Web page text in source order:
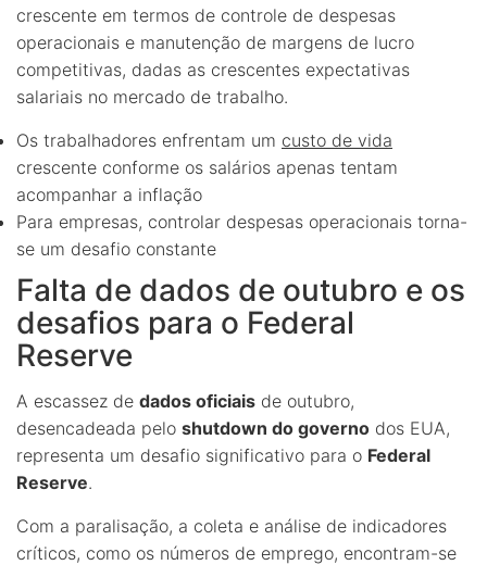
crescente em termos de controle de despesas
operacionais e manutenção de margens de lucro
competitivas, dadas as crescentes expectativas
salariais no mercado de trabalho.
Os trabalhadores enfrentam um custo de vida
crescente conforme os salários apenas tentam
acompanhar a inflação
Para empresas, controlar despesas operacionais torna-
se um desafio constante
Falta de dados de outubro e os
desafios para o Federal
Reserve
A escassez de dados oficiais de outubro,
desencadeada pelo shutdown do governo dos EUA,
representa um desafio significativo para o Federal
Reserve.
Com a paralisação, a coleta e análise de indicadores
críticos, como os números de emprego, encontram-se